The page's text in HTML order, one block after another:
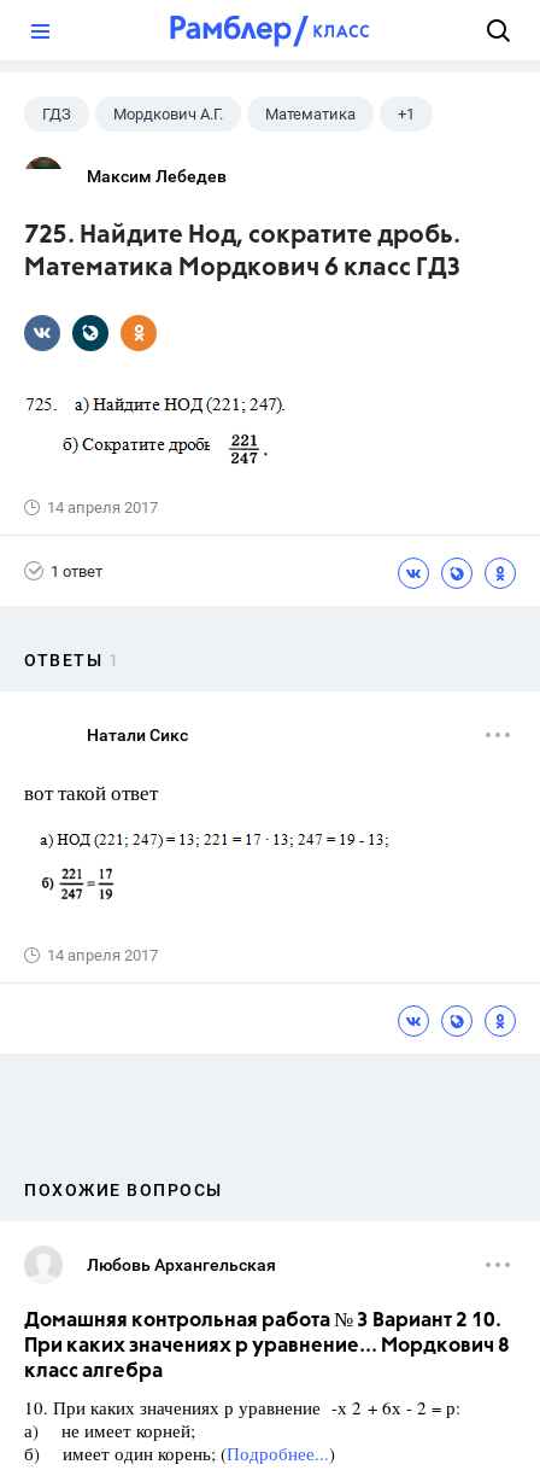
ГДЗ Мордкович А.Г. Математика +1
6 класс
Максим Лебедев
725. Найдите Нод, сократите дробь.
Математика Мордкович 6 класс ГДЗ
14 апреля 2017
1 ответ
ОТВЕТЫ 1
Натали Сикс
вот такой ответ
14 апреля 2017
ПОХОЖИЕ ВОПРОСЫ
Любовь Архангельская
Домашняя контрольная работа № 3 Вариант 2 10.
При каких значениях р уравнение... Мордкович 8
класс алгебра
10. При каких значениях р уравнение -х 2 + 6х - 2 = р:
а) не имеет корней;
б) имеет один корень; (Подробнее...)